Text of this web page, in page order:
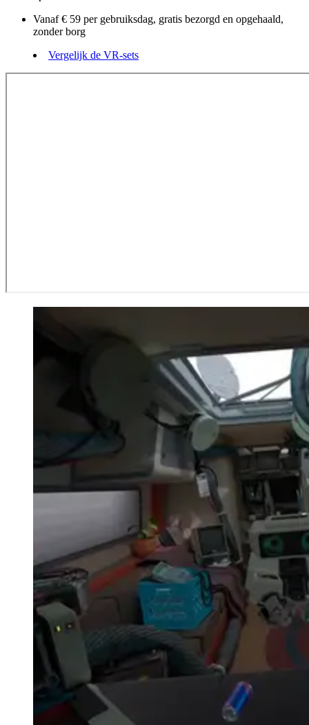
Vanaf € 59 per gebruiksdag, gratis bezorgd en opgehaald,
zonder borg
Vergelijk de VR-sets